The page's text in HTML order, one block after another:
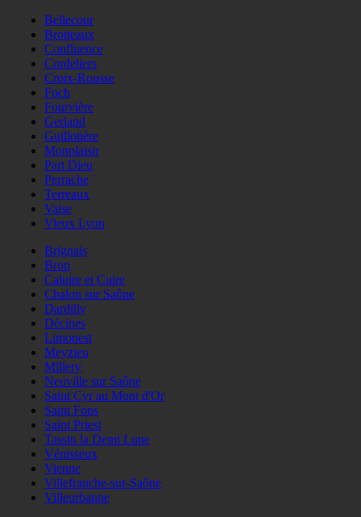
Bellecour
Brotteaux
Confluence
Cordeliers
Croix-Rousse
Foch
Fourvière
Gerland
Guillotière
Monplaisir
Part Dieu
Perrache
Terreaux
Vaise
Vieux Lyon
Brignais
Bron
Caluire et Cuire
Chalon sur Saône
Dardilly
Décines
Limonest
Meyzieu
Millery
Neuville sur Saône
Saint Cyr au Mont d'Or
Saint Fons
Saint Priest
Tassin la Demi Lune
Vénisseux
Vienne
Villefranche-sur-Saône
Villeurbanne